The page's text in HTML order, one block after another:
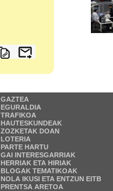
GAZTEA
EGURALDIA
TRAFIKOA
HAUTESKUNDEAK
ZOZKETAK DOAN
LOTERIA
PARTE HARTU
GAI INTERESGARRIAK
HERRIAK ETA HIRIAK
BLOGAK TEMATIKOAK
NOLA IKUSI ETA ENTZUN EITB
PRENTSA ARETOA